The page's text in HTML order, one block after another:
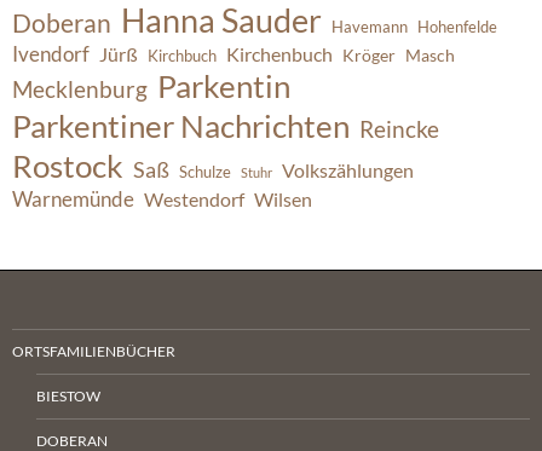
Doberan Hanna Sauder Havemann Hohenfelde
Ivendorf Jürß Kirchbuch Kirchenbuch Kröger Masch
Mecklenburg Parkentin
Parkentiner Nachrichten Reincke
Rostock Saß Schulze Stuhr Volkszählungen
Warnemünde Westendorf Wilsen
ORTSFAMILIENBÜCHER
BIESTOW
DOBERAN